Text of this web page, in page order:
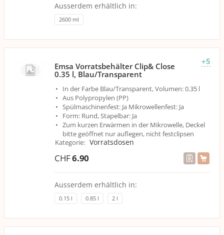
Ausserdem erhältlich in:
2600 ml
+5
Emsa Vorratsbehälter Clip& Close
0.35 l, Blau/Transparent
In der Farbe Blau/Transparent, Volumen: 0.35 l
Aus Polypropylen (PP)
Spülmaschinenfest: Ja Mikrowellenfest: Ja
Form: Rund, Stapelbar: Ja
Zum kurzen Erwärmen in der Mikrowelle, Deckel
bitte geöffnet nur auflegen, nicht festclipsen
Kategorie: Vorratsdosen
CHF6.90
Ausserdem erhältlich in:
0.15 l 0.85 l 2 l